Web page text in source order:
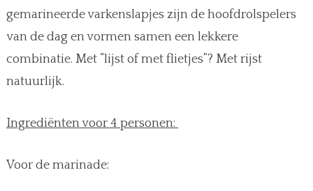
gemarineerde varkenslapjes zijn de hoofdrolspelers
van de dag en vormen samen een lekkere
combinatie. Met “lijst of met flietjes”? Met rijst
natuurlijk.
Ingrediënten voor 4 personen:
Voor de marinade: